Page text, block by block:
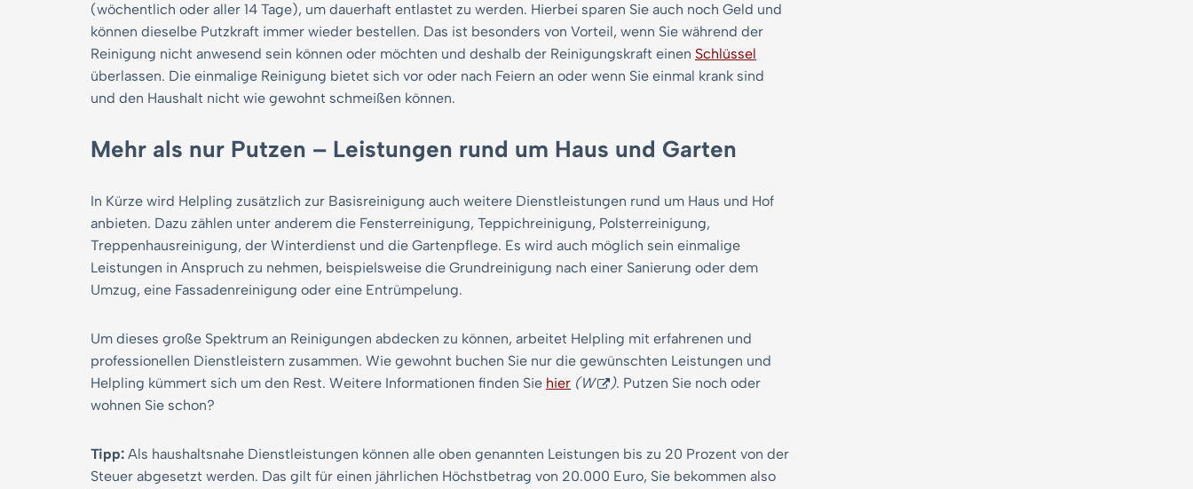
(wöchentlich oder aller 14 Tage), um dauerhaft entlastet zu werden. Hierbei sparen Sie auch noch Geld und
können dieselbe Putzkraft immer wieder bestellen. Das ist besonders von Vorteil, wenn Sie während der
Reinigung nicht anwesend sein können oder möchten und deshalb der Reinigungskraft einen Schlüssel
überlassen. Die einmalige Reinigung bietet sich vor oder nach Feiern an oder wenn Sie einmal krank sind
und den Haushalt nicht wie gewohnt schmeißen können.
Mehr als nur Putzen – Leistungen rund um Haus und Garten
In Kürze wird Helpling zusätzlich zur Basisreinigung auch weitere Dienstleistungen rund um Haus und Hof
anbieten. Dazu zählen unter anderem die Fensterreinigung, Teppichreinigung, Polsterreinigung,
Treppenhausreinigung, der Winterdienst und die Gartenpflege. Es wird auch möglich sein einmalige
Leistungen in Anspruch zu nehmen, beispielsweise die Grundreinigung nach einer Sanierung oder dem
Umzug, eine Fassadenreinigung oder eine Entrümpelung.
Um dieses große Spektrum an Reinigungen abdecken zu können, arbeitet Helpling mit erfahrenen und
professionellen Dienstleistern zusammen. Wie gewohnt buchen Sie nur die gewünschten Leistungen und
Helpling kümmert sich um den Rest. Weitere Informationen finden Sie hier (W ). Putzen Sie noch oder
wohnen Sie schon?
Tipp: Als haushaltsnahe Dienstleistungen können alle oben genannten Leistungen bis zu 20 Prozent von der
Steuer abgesetzt werden. Das gilt für einen jährlichen Höchstbetrag von 20.000 Euro, Sie bekommen also